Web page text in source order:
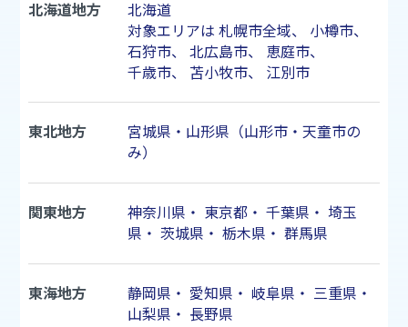
北海道地方
北海道
対象エリアは 札幌市全域、 小樽市、
石狩市、 北広島市、 恵庭市、
千歳市、 苫小牧市、 江別市
東北地方
宮城県・山形県（山形市・天童市の
み）
関東地方 神奈川県 ・ 東京都・ 千葉県 ・ 埼玉
県 ・ 茨城県 ・ 栃木県 ・ 群馬県
東海地方 静岡県 ・ 愛知県 ・ 岐阜県 ・ 三重県 ・
山梨県 ・ 長野県